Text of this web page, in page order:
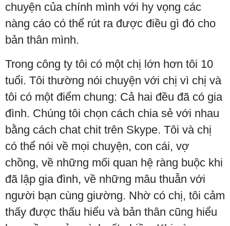
chuyện của chính mình với hy vọng các
nàng cáo có thể rút ra được điều gì đó cho
bản thân mình.
Trong công ty tôi có một chị lớn hơn tôi 10
tuổi. Tôi thường nói chuyện với chị vì chị và
tôi có một điểm chung: Cả hai đều đã có gia
đình. Chúng tôi chọn cách chia sẻ với nhau
bằng cách chat chit trên Skype. Tôi và chị
có thể nói về mọi chuyện, con cái, vợ
chồng, về những mối quan hệ ràng buộc khi
đã lập gia đình, về những mâu thuẫn với
người bạn cùng giường. Nhờ có chị, tôi cảm
thấy được thấu hiểu và bản thân cũng hiểu